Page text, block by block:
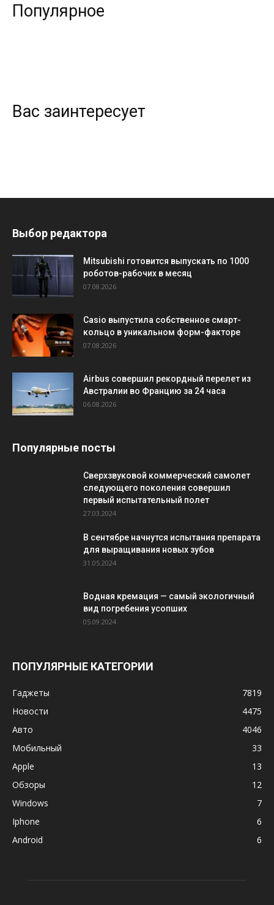
Популярное
Вас заинтересует
Выбор редактора
Mitsubishi готовится выпускать по 1000
роботов-рабочих в месяц
07.08.2026
Casio выпустила собственное смарт-
кольцо в уникальном форм-факторе
07.08.2026
Airbus совершил рекордный перелет из
Австралии во Францию за 24 часа
06.08.2026
Популярные посты
Сверхзвуковой коммерческий самолет
следующего поколения совершил
первый испытательный полет
27.03.2024
В сентябре начнутся испытания препарата
для выращивания новых зубов
31.05.2024
Водная кремация — самый экологичный
вид погребения усопших
05.09.2024
ПОПУЛЯРНЫЕ КАТЕГОРИИ
Гаджеты
7819
Новости
4475
Авто
4046
Мобильный
33
Apple
13
Обзоры
12
Windows
7
Iphone
6
Android
6